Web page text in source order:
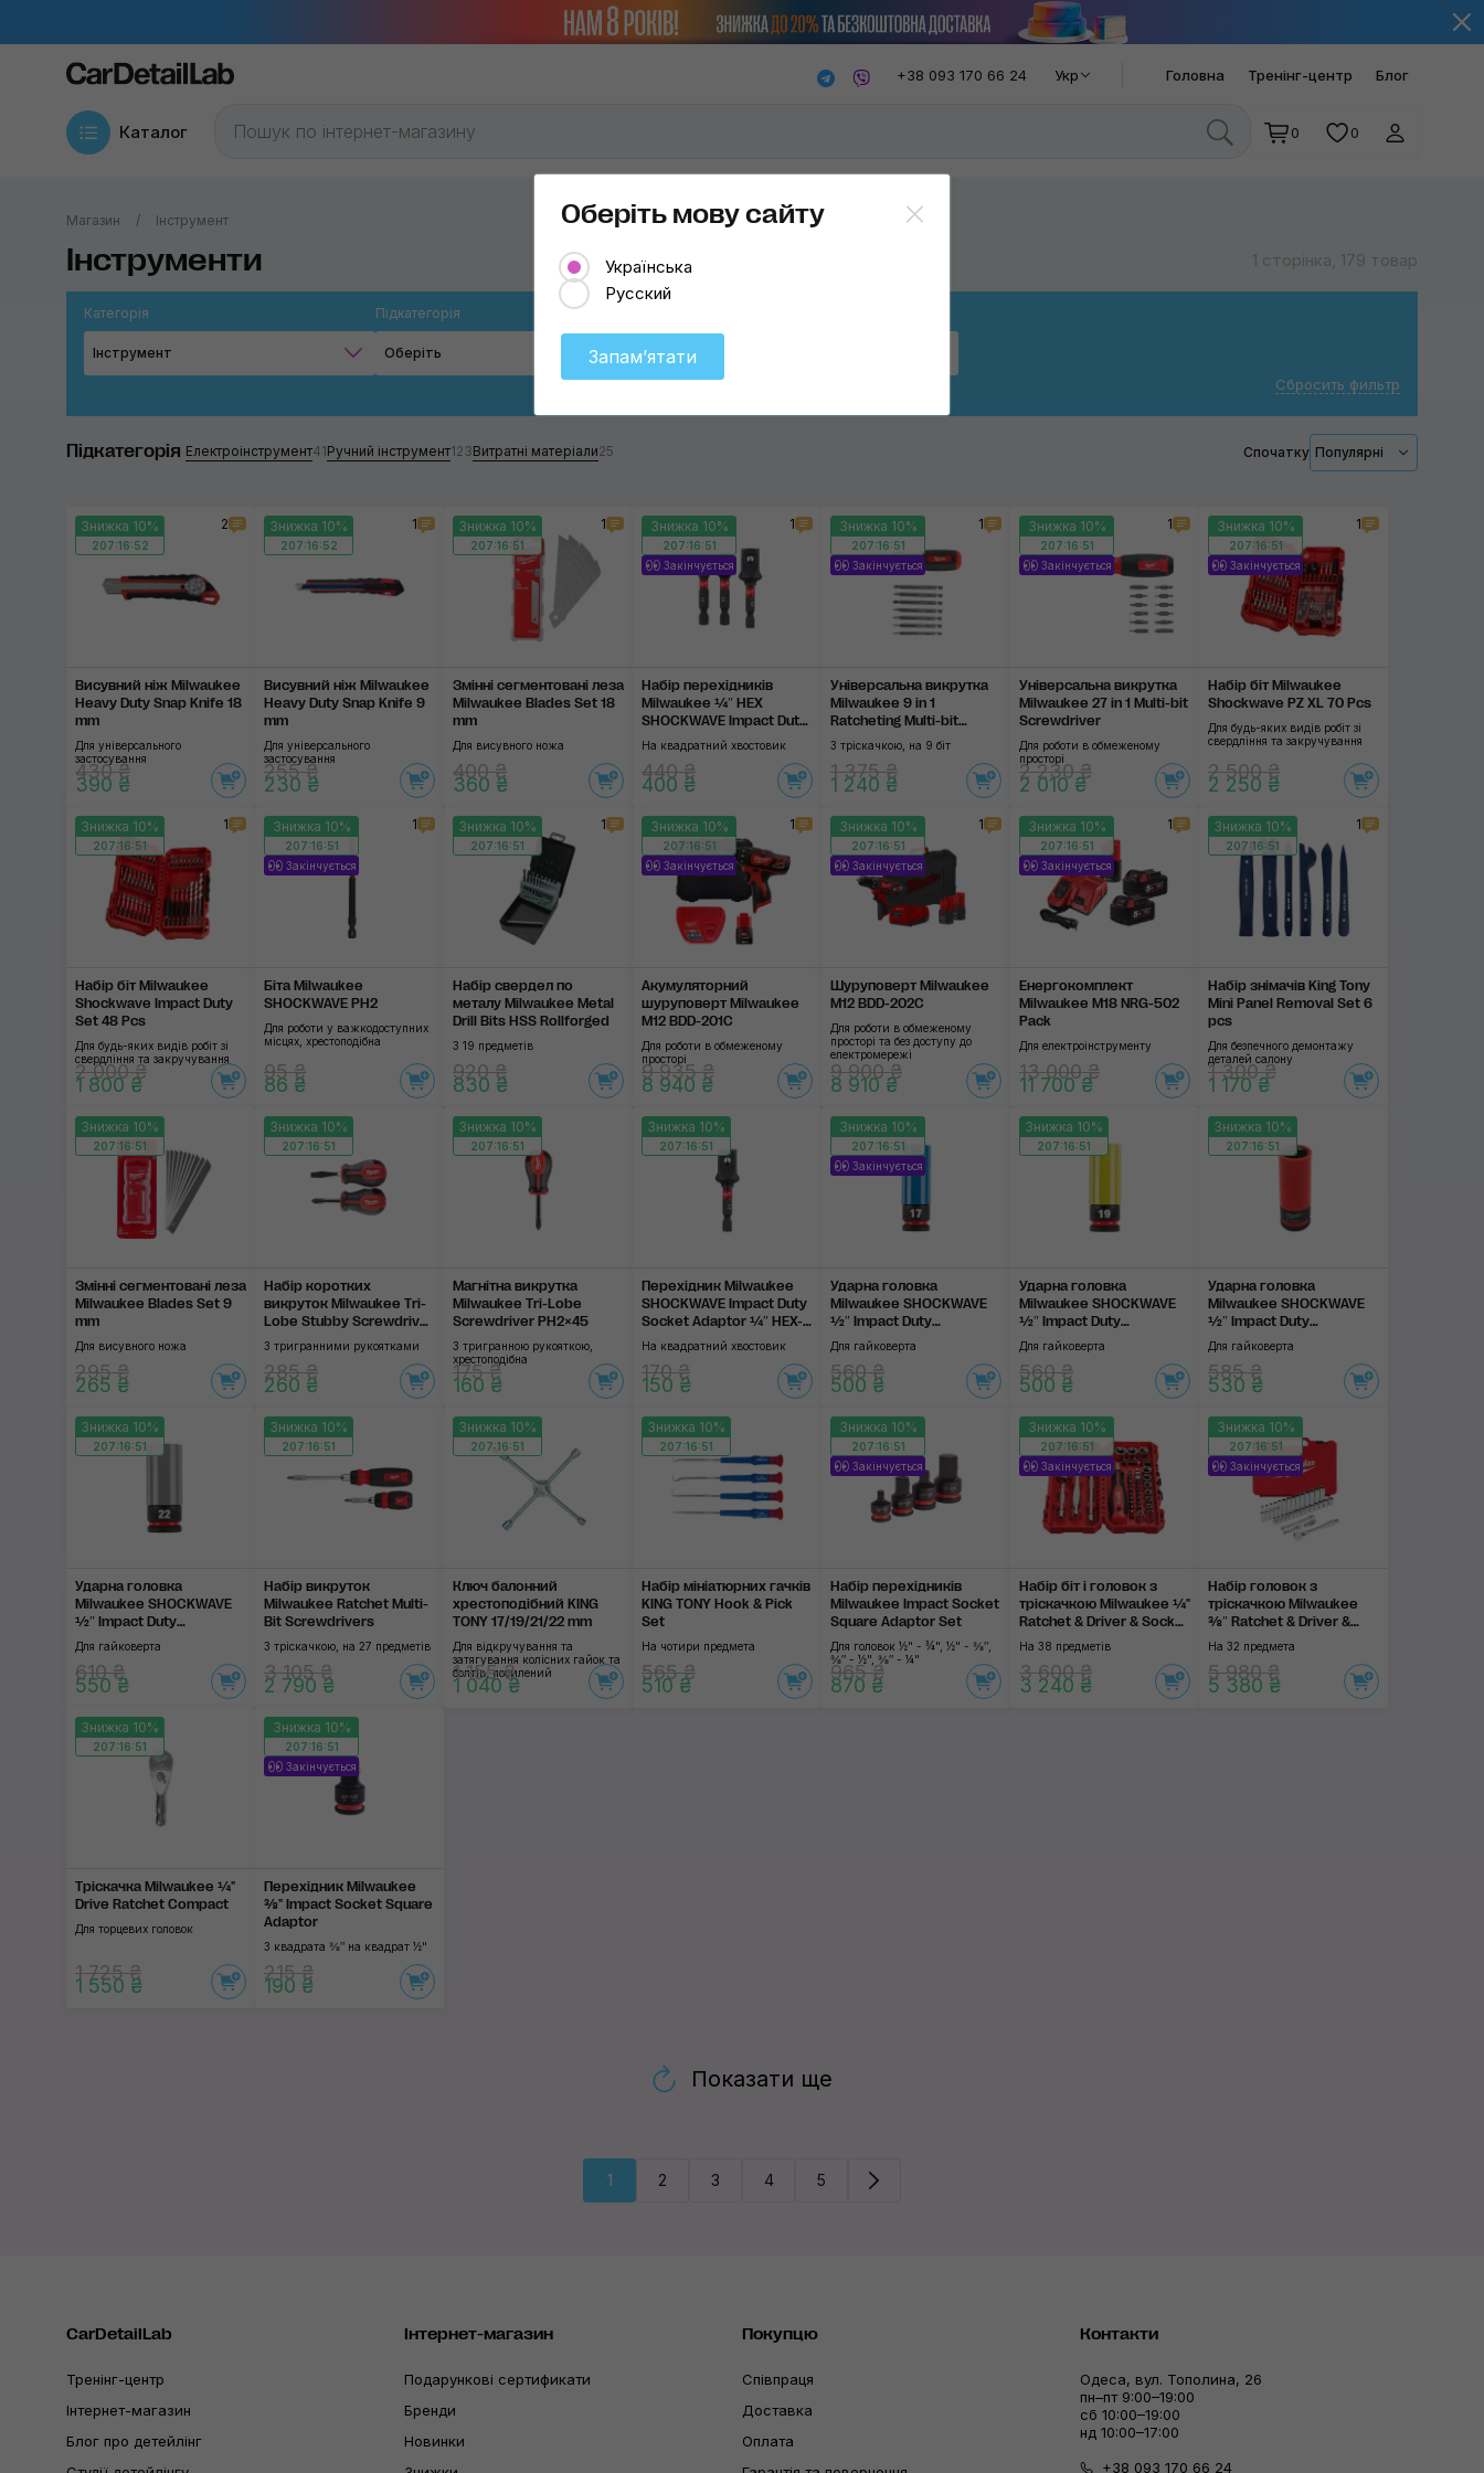
+38 093 170 66 24 Укр Головна Тренінг-центр Блог
Каталог 0 0
Магазин Інструмент
Інструменти 1 сторінка, 179 товар
Категорія
Інструмент
Підкатегорія
Оберіть Оберіть
RUPES
SGCB
Сбросить фильтр
Підкатегорія Електроінструмент41Ручний інструмент123Витратні матеріали25 Спочатку Популярні
Знижка 10%
207:16:51
2
Висувний ніж Milwaukee
Heavy Duty Snap Knife 18
mm
Для універсального
застосування
430 ₴
390 ₴
Знижка 10%
207:16:51
1
Висувний ніж Milwaukee
Heavy Duty Snap Knife 9
mm
Для універсального
застосування
255 ₴
230 ₴
Знижка 10%
207:16:51
1
Змінні сегментовані леза
Milwaukee Blades Set 18
mm
Для висувного ножа
400 ₴
360 ₴
Знижка 10%
207:16:51
Закінчується
1
Набір перехідників
Milwaukee ¼″ HEX
SHOCKWAVE Impact Duty
Socket Adapters
На квадратний хвостовик
440 ₴
400 ₴
Знижка 10%
207:16:51
Закінчується
1
Універсальна викрутка
Milwaukee 9 in 1
Ratcheting Multi-bit
Screwdriver
З тріскачкою, на 9 біт
1 375 ₴
1 240 ₴
Знижка 10%
207:16:51
Закінчується
1
Універсальна викрутка
Milwaukee 27 in 1 Multi-bit
Screwdriver
Для роботи в обмеженому
просторі
2 230 ₴
2 010 ₴
Знижка 10%
207:16:51
Закінчується
1
Набір біт Milwaukee
Shockwave PZ XL 70 Pcs
Для будь-яких видів робіт зі
свердління та закручування
2 500 ₴
2 250 ₴
Знижка 10%
207:16:51
1
Набір біт Milwaukee
Shockwave Impact Duty
Set 48 Pcs
Для будь-яких видів робіт зі
свердління та закручування
2 000 ₴
1 800 ₴
Знижка 10%
207:16:51
Закінчується
1
Біта Milwaukee
SHOCKWAVE PH2
Для роботи у важкодоступних
місцях, хрестоподібна
95 ₴
86 ₴
Знижка 10%
207:16:51
1
Набір свердел по
металу Milwaukee Metal
Drill Bits HSS Rollforged
З 19 предметів
920 ₴
830 ₴
Знижка 10%
207:16:51
Закінчується
1
Акумуляторний
шуруповерт Milwaukee
M12 BDD-201C
Для роботи в обмеженому
просторі
9 935 ₴
8 940 ₴
Знижка 10%
207:16:51
Закінчується
1
Шуруповерт Milwaukee
M12 BDD-202C
Для роботи в обмеженому
просторі та без доступу до
електромережі
9 900 ₴
8 910 ₴
Знижка 10%
207:16:51
Закінчується
1
Енергокомплект
Milwaukee M18 NRG-502
Pack
Для електроінструменту
13 000 ₴
11 700 ₴
Знижка 10%
207:16:51
1
Набір знімачів King Tony
Mini Panel Removal Set 6
pcs
Для безпечного демонтажу
деталей салону
1 300 ₴
1 170 ₴
Знижка 10%
207:16:51
Змінні сегментовані леза
Milwaukee Blades Set 9
mm
Для висувного ножа
295 ₴
265 ₴
Знижка 10%
207:16:51
Набір коротких
викруток Milwaukee Tri-
Lobe Stubby Screwdriver
Set
З тригранними рукоятками
285 ₴
260 ₴
Знижка 10%
207:16:51
Магнітна викрутка
Milwaukee Tri-Lobe
Screwdriver PH2×45
З тригранною рукояткою,
хрестоподібна
175 ₴
160 ₴
Знижка 10%
207:16:51
Перехідник Milwaukee
SHOCKWAVE Impact Duty
Socket Adaptor ¼″ HEX-
½″ Square
На квадратний хвостовик
170 ₴
150 ₴
Знижка 10%
207:16:51
Закінчується
Ударна головка
Milwaukee SHOCKWAVE
½″ Impact Duty
Automotive Socket 17
mm
Для гайковерта
560 ₴
500 ₴
Знижка 10%
207:16:51
Ударна головка
Milwaukee SHOCKWAVE
½″ Impact Duty
Automotive Socket 19
mm
Для гайковерта
560 ₴
500 ₴
Знижка 10%
207:16:51
Ударна головка
Milwaukee SHOCKWAVE
½″ Impact Duty
Automotive Socket 21
mm
Для гайковерта
585 ₴
530 ₴
Знижка 10%
207:16:51
Ударна головка
Milwaukee SHOCKWAVE
½″ Impact Duty
Automotive Socket 22
mm
Для гайковерта
610 ₴
550 ₴
Знижка 10%
207:16:51
Набір викруток
Milwaukee Ratchet Multi-
Bit Screwdrivers
З тріскачкою, на 27 предметів
3 105 ₴
2 790 ₴
Знижка 10%
207:16:51
Ключ балонний
хрестоподібний KING
TONY 17/19/21/22 mm
Для відкручування та
затягування колісних гайок та
болтів, посилений
1 155 ₴
1 040 ₴
Знижка 10%
207:16:51
Набір мініатюрних гачків
KING TONY Hook & Pick
Set
На чотири предмета
565 ₴
510 ₴
Знижка 10%
207:16:51
Закінчується
Набір перехідників
Milwaukee Impact Socket
Square Adaptor Set
Для головок ½" - ¾", ½" - ⅜″,
⅜″ - ½", ⅜″ - ¼"
965 ₴
870 ₴
Знижка 10%
207:16:51
Закінчується
Набір біт і головок з
тріскачкою Milwaukee ¼"
Ratchet & Driver & Socket
Set 38 pc
На 38 предметів
3 600 ₴
3 240 ₴
Знижка 10%
207:16:51
Закінчується
Набір головок з
тріскачкою Milwaukee
⅜″ Ratchet & Driver &
Socket Set 32 pc
На 32 предмета
5 980 ₴
5 380 ₴
Знижка 10%
207:16:51
Тріскачка Milwaukee ¼"
Drive Ratchet Compact
Для торцевих головок
1 725 ₴
1 550 ₴
Знижка 10%
207:16:51
Закінчується
Перехідник Milwaukee
⅜" Impact Socket Square
Adaptor
З квадрата ⅜″ на квадрат ½"
215 ₴
190 ₴
Показати ще
1 2 3 4 5
CarDetailLab
Тренінг-центр
Інтернет-магазин
Блог про детейлінг
Інтернет-магазин
Подарункові сертификати
Бренди
Новинки
Покупцю
Співпраця
Доставка
Оплата
Контакти
Одеса, вул. Тополина, 26
пн–пт 9:00–19:00
сб 10:00–19:00
нд 10:00–17:00
+38 093 170 66 24
Оберіть мову сайту
Українська
Русский
Запамʼятати